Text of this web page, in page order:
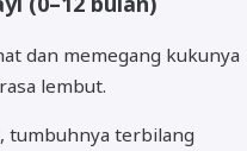
dan memegang kukunya
lembut.
tumbuhnya terbilang